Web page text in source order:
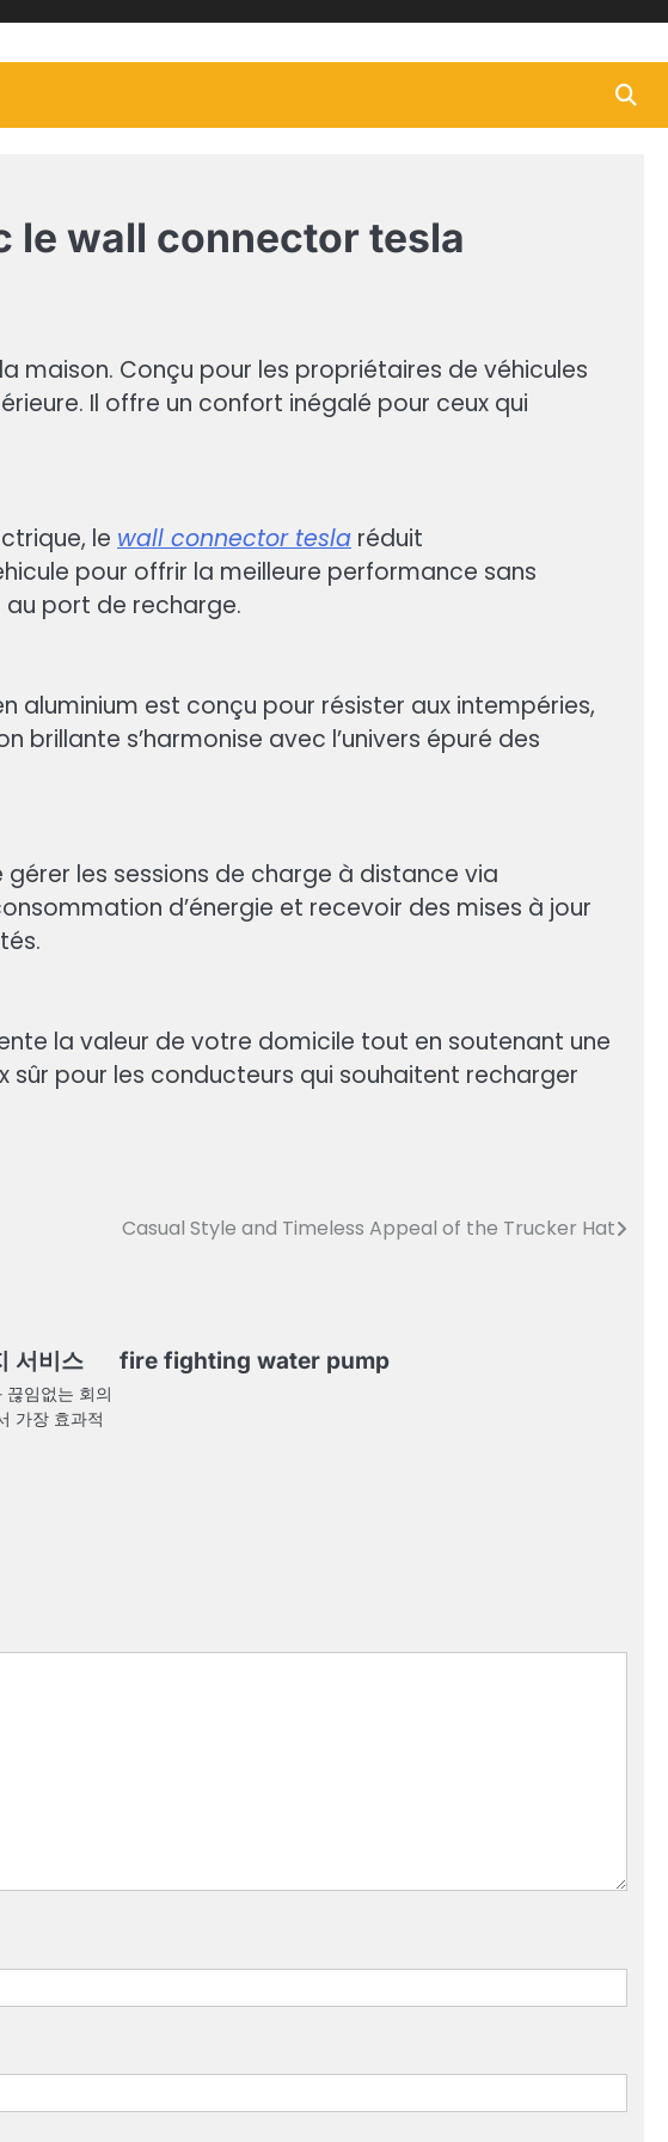
le wall connector tesla
Conçu pour les propriétaires de véhicules
Il offre un confort inégalé pour ceux qui
le wall connector tesla réduit
pour offrir la meilleure performance sans
port de recharge.
est conçu pour résister aux intempéries,
brillante s’harmonise avec l’univers épuré des
les sessions de charge à distance via
d’énergie et recevoir des mises à jour
la valeur de votre domicile tout en soutenant une
sûr pour les conducteurs qui souhaitent recharger
Casual Style and Timeless Appeal of the Trucker Hat
서비스
임없는 회의
가장 효과적
fire fighting water pump